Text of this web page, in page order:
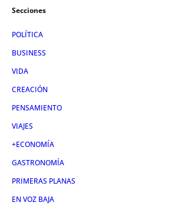
Secciones
POLÍTICA
BUSINESS
VIDA
CREACIÓN
PENSAMIENTO
VIAJES
+ECONOMÍA
GASTRONOMÍA
PRIMERAS PLANAS
EN VOZ BAJA